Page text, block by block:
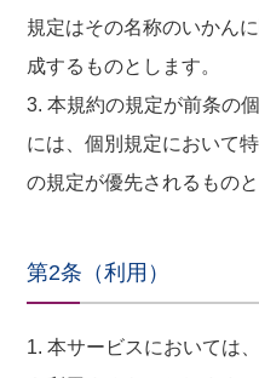
規定はその名称のいかん
成するものとします。
3. 本規約の規定が前条の
には、個別規定において
の規定が優先されるものと
第2条（利用）
1. 本サービスにおいては